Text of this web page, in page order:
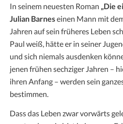
In seinem neuesten Roman „Die
Julian Barneseinen Mann mit
Jahren auf sein früheres Leben
Paul weiß, hätte er in seiner
und sich niemals ausdenken
jenen frühen sechziger Jahren –
ihren Anfang – werden sein
bestimmen.
Dass das Leben zwar vorwärts